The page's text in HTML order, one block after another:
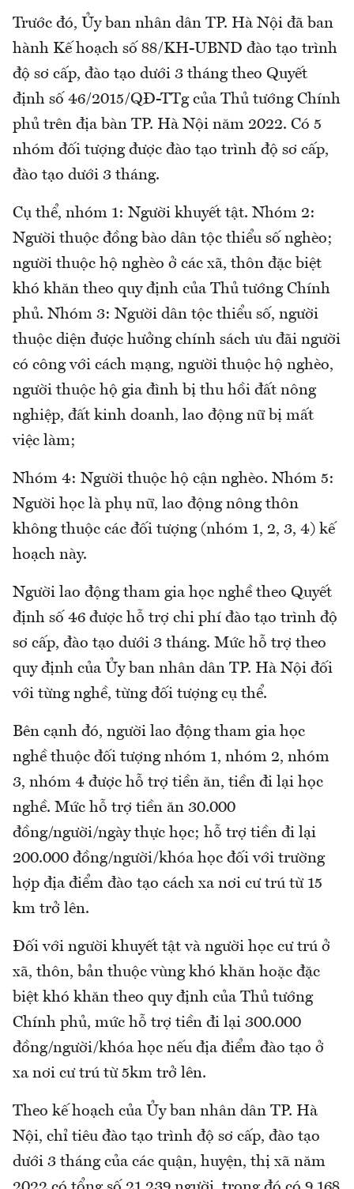
Trước đó, Ủy ban nhân dân TP. Hà Nội đã ban
hành Kế hoạch số 88/KH-UBND đào tạo trình
độ sơ cấp, đào tạo dưới 3 tháng theo Quyết
định số 46/2015/QĐ-TTg của Thủ tướng Chính
phủ trên địa bàn TP. Hà Nội năm 2022. Có 5
nhóm đối tượng được đào tạo trình độ sơ cấp,
đào tạo dưới 3 tháng.
Cụ thể, nhóm 1: Người khuyết tật. Nhóm 2:
Người thuộc đồng bào dân tộc thiểu số nghèo;
người thuộc hộ nghèo ở các xã, thôn đặc biệt
khó khăn theo quy định của Thủ tướng Chính
phủ. Nhóm 3: Người dân tộc thiểu số, người
thuộc diện được hưởng chính sách ưu đãi người
có công với cách mạng, người thuộc hộ nghèo,
người thuộc hộ gia đình bị thu hồi đất nông
nghiệp, đất kinh doanh, lao động nữ bị mất
việc làm;
Nhóm 4: Người thuộc hộ cận nghèo. Nhóm 5:
Người học là phụ nữ, lao động nông thôn
không thuộc các đối tượng (nhóm 1, 2, 3, 4) kế
hoạch này.
Người lao động tham gia học nghề theo Quyết
định số 46 được hỗ trợ chi phí đào tạo trình độ
sơ cấp, đào tạo dưới 3 tháng. Mức hỗ trợ theo
quy định của Ủy ban nhân dân TP. Hà Nội đối
với từng nghề, từng đối tượng cụ thể.
Bên cạnh đó, người lao động tham gia học
nghề thuộc đối tượng nhóm 1, nhóm 2, nhóm
3, nhóm 4 được hỗ trợ tiền ăn, tiền đi lại học
nghề. Mức hỗ trợ tiền ăn 30.000
đồng/người/ngày thực học; hỗ trợ tiền đi lại
200.000 đồng/người/khóa học đối với trường
hợp địa điểm đào tạo cách xa nơi cư trú từ 15
km trở lên.
Đối với người khuyết tật và người học cư trú ở
xã, thôn, bản thuộc vùng khó khăn hoặc đặc
biệt khó khăn theo quy định của Thủ tướng
Chính phủ, mức hỗ trợ tiền đi lại 300.000
đồng/người/khóa học nếu địa điểm đào tạo ở
xa nơi cư trú từ 5km trở lên.
Theo kế hoạch của Ủy ban nhân dân TP. Hà
Nội, chỉ tiêu đào tạo trình độ sơ cấp, đào tạo
dưới 3 tháng của các quận, huyện, thị xã năm